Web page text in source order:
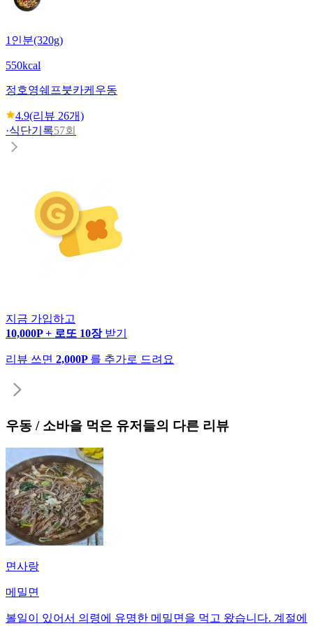
1인분(320g)
550kcal
정호영쉐프붓카케우동
4.9(리뷰 26개)
·식단기록57회
지금 가입하고
10,000P + 로또 10장 받기
리뷰 쓰면 2,000P 를 추가로 드려요
우동 / 소바을 먹은 유저들의 다른 리뷰
면사랑
메밀면
볼일이 있어서 의령에 유명한 메밀면을 먹고 왔습니다. 계절에